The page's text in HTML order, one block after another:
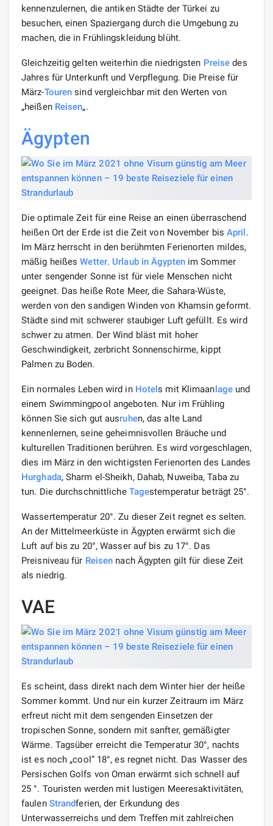
kennenzulernen, die antiken Städte der Türkei zu
besuchen, einen Spaziergang durch die Umgebung zu
machen, die in Frühlingskleidung blüht.
Gleichzeitig gelten weiterhin die niedrigsten Preise des
Jahres für Unterkunft und Verpflegung. Die Preise für
März-Touren sind vergleichbar mit den Werten von
„heißen Reisen„.
Ägypten
Die optimale Zeit für eine Reise an einen überraschend
heißen Ort der Erde ist die Zeit von November bisApril.
Im März herrscht in den berühmten Ferienorten mildes,
mäßig heißesWetter. Urlaub in Ägyptenim Sommer
unter sengender Sonne ist für viele Menschen nicht
geeignet. Das heiße Rote Meer, die Sahara-Wüste,
werden von den sandigen Winden von Khamsin geformt.
Städte sind mit schwerer staubiger Luft gefüllt. Es wird
schwer zu atmen. Der Wind bläst mit hoher
Geschwindigkeit, zerbricht Sonnenschirme, kippt
Palmen zu Boden.
Ein normales Leben wird in Hotels mit Klimaanlageund
einem Swimmingpool angeboten. Nur im Frühling
können Sie sich gut ausruhen, das alte Land
kennenlernen, seine geheimnisvollen Bräuche und
kulturellen Traditionen berühren. Es wird vorgeschlagen,
dies im März in den wichtigsten Ferienorten des Landes
Hurghada, Sharm el-Sheikh, Dahab, Nuweiba, Taba zu
tun. Die durchschnittliche Tagestemperatur beträgt 25°.
Wassertemperatur 20°. Zu dieser Zeit regnet es selten.
An der Mittelmeerküste in Ägypten erwärmt sich die
Luft auf bis zu 20°, Wasser auf bis zu 17°. Das
Preisniveau für Reisen nach Ägypten gilt für diese Zeit
als niedrig.
VAE
Es scheint, dass direkt nach dem Winter hier der heiße
Sommer kommt. Und nur ein kurzer Zeitraum im März
erfreut nicht mit dem sengenden Einsetzen der
tropischen Sonne, sondern mit sanfter, gemäßigter
Wärme. Tagsüber erreicht die Temperatur 30°, nachts
ist es noch „cool“ 18°, es regnet nicht. Das Wasser des
Persischen Golfs von Oman erwärmt sich schnell auf
25 °. Touristen werden mit lustigen Meeresaktivitäten,
faulen Strandferien, der Erkundung des
Unterwasserreichs und dem Treffen mit zahlreichen